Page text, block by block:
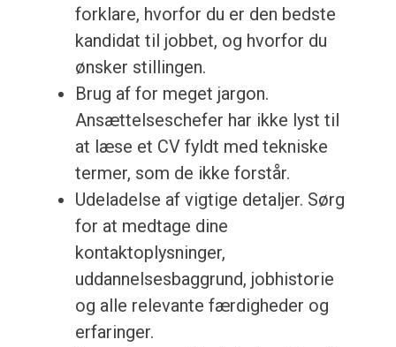
forklare, hvorfor du er den bedste
kandidat til jobbet, og hvorfor du
ønsker stillingen.
Brug af for meget jargon.
Ansættelseschefer har ikke lyst til
at læse et CV fyldt med tekniske
termer, som de ikke forstår.
Udeladelse af vigtige detaljer. Sørg
for at medtage dine
kontaktoplysninger,
uddannelsesbaggrund, jobhistorie
og alle relevante færdigheder og
erfaringer.